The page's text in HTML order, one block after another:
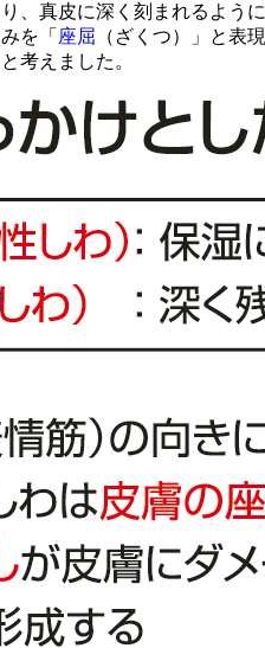
、真皮に深く刻まれるように
を「 座屈 （ざくつ）」と表
考えました。